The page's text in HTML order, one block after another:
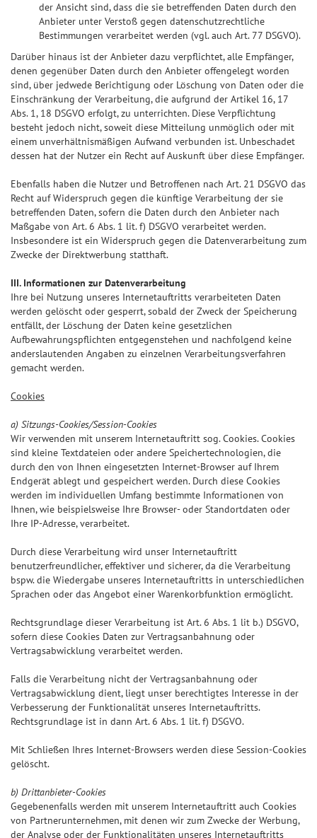
der Ansicht sind, dass die sie betreffenden Daten durch den
Anbieter unter Verstoß gegen datenschutzrechtliche
Bestimmungen verarbeitet werden (vgl. auch Art. 77 DSGVO).
Darüber hinaus ist der Anbieter dazu verpflichtet, alle Empfänger,
denen gegenüber Daten durch den Anbieter offengelegt worden
sind, über jedwede Berichtigung oder Löschung von Daten oder die
Einschränkung der Verarbeitung, die aufgrund der Artikel 16, 17
Abs. 1, 18 DSGVO erfolgt, zu unterrichten. Diese Verpflichtung
besteht jedoch nicht, soweit diese Mitteilung unmöglich oder mit
einem unverhältnismäßigen Aufwand verbunden ist. Unbeschadet
dessen hat der Nutzer ein Recht auf Auskunft über diese Empfänger.
Ebenfalls haben die Nutzer und Betroffenen nach Art. 21 DSGVO das
Recht auf Widerspruch gegen die künftige Verarbeitung der sie
betreffenden Daten, sofern die Daten durch den Anbieter nach
Maßgabe von Art. 6 Abs. 1 lit. f) DSGVO verarbeitet werden.
Insbesondere ist ein Widerspruch gegen die Datenverarbeitung zum
Zwecke der Direktwerbung statthaft.
III. Informationen zur Datenverarbeitung
Ihre bei Nutzung unseres Internetauftritts verarbeiteten Daten
werden gelöscht oder gesperrt, sobald der Zweck der Speicherung
entfällt, der Löschung der Daten keine gesetzlichen
Aufbewahrungspflichten entgegenstehen und nachfolgend keine
anderslautenden Angaben zu einzelnen Verarbeitungsverfahren
gemacht werden.
Cookies
a) Sitzungs-Cookies/Session-Cookies
Wir verwenden mit unserem Internetauftritt sog. Cookies. Cookies
sind kleine Textdateien oder andere Speichertechnologien, die
durch den von Ihnen eingesetzten Internet-Browser auf Ihrem
Endgerät ablegt und gespeichert werden. Durch diese Cookies
werden im individuellen Umfang bestimmte Informationen von
Ihnen, wie beispielsweise Ihre Browser- oder Standortdaten oder
Ihre IP-Adresse, verarbeitet.
Durch diese Verarbeitung wird unser Internetauftritt
benutzerfreundlicher, effektiver und sicherer, da die Verarbeitung
bspw. die Wiedergabe unseres Internetauftritts in unterschiedlichen
Sprachen oder das Angebot einer Warenkorbfunktion ermöglicht.
Rechtsgrundlage dieser Verarbeitung ist Art. 6 Abs. 1 lit b.) DSGVO,
sofern diese Cookies Daten zur Vertragsanbahnung oder
Vertragsabwicklung verarbeitet werden.
Falls die Verarbeitung nicht der Vertragsanbahnung oder
Vertragsabwicklung dient, liegt unser berechtigtes Interesse in der
Verbesserung der Funktionalität unseres Internetauftritts.
Rechtsgrundlage ist in dann Art. 6 Abs. 1 lit. f) DSGVO.
Mit Schließen Ihres Internet-Browsers werden diese Session-Cookies
gelöscht.
b) Drittanbieter-Cookies
Gegebenenfalls werden mit unserem Internetauftritt auch Cookies
von Partnerunternehmen, mit denen wir zum Zwecke der Werbung,
der Analyse oder der Funktionalitäten unseres Internetauftritts